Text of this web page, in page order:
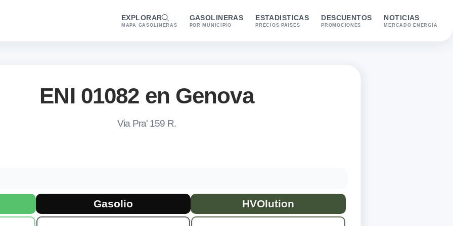
EXPLORAR
MAPA GASOLINERAS
GASOLINERAS
POR MUNICIPIO
ESTADISTICAS
PRECIOS PAISES
DESCUENTOS
PROMOCIONES
NOTICIAS
MERCADO ENERGIA
ENI 01082 en Genova
Via Pra' 159 R.
en Genova
gasolinera AgipEni ENI 01082 en Genova. Combustibles disponibles: Benzina(srv), Benzina, Blue Super(srv), Blue Super,
Gasolio HVOlution